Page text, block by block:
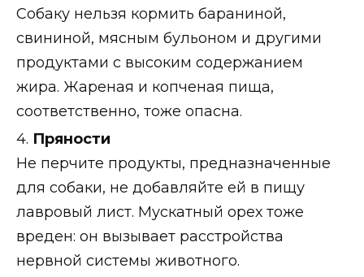
Собаку нельзя кормить бараниной,
свининой, мясным бульоном и другими
продуктами с высоким содержанием
жира. Жареная и копченая пища,
соответственно, тоже опасна.
4. Пряности
Не перчите продукты, предназначенные
для собаки, не добавляйте ей в пищу
лавровый лист. Мускатный орех тоже
вреден: он вызывает расстройства
нервной системы животного.